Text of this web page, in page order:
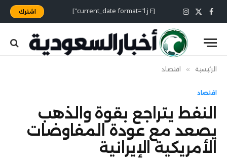
فيسبوك
X
(Twitter)
الانستغرام [current_date format="l j F"] اشترك
الرئيسية » اقتصاد
اقتصاد
النفط يتراجع بقوة والذهب
يصعد مع عودة المفاوضات
الأمريكية الإيرانية